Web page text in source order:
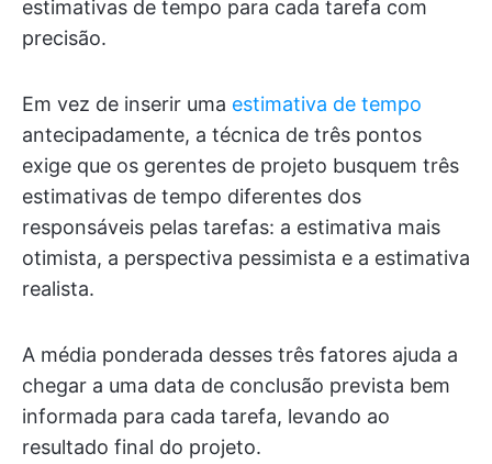
estimativas de tempo para cada tarefa com
precisão.
Em vez de inserir uma estimativa de tempo
antecipadamente, a técnica de três pontos
exige que os gerentes de projeto busquem três
estimativas de tempo diferentes dos
responsáveis pelas tarefas: a estimativa mais
otimista, a perspectiva pessimista e a estimativa
realista.
A média ponderada desses três fatores ajuda a
chegar a uma data de conclusão prevista bem
informada para cada tarefa, levando ao
resultado final do projeto.